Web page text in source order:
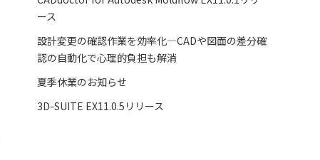
ース
設計変更の確認作業を効率化―CADや図面の差分確
認の自動化で心理的負担も解消
夏季休業のお知らせ
3D-SUITE EX11.0.5リリース